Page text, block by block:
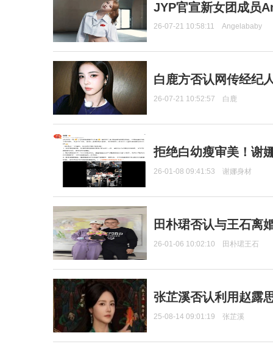
JYP官宣新女团成员
26-07-21 10:58:11 Angelababy
白鹿方否认网传经纪
26-07-21 10:52:57 白鹿
拒绝白幼瘦审美！谢
26-01-08 09:41:53 谢娜身材
田朴珺否认与王石离
26-01-06 10:02:10 田朴珺王石
张芷溪否认利用赵露
25-08-14 09:01:19 张芷溪